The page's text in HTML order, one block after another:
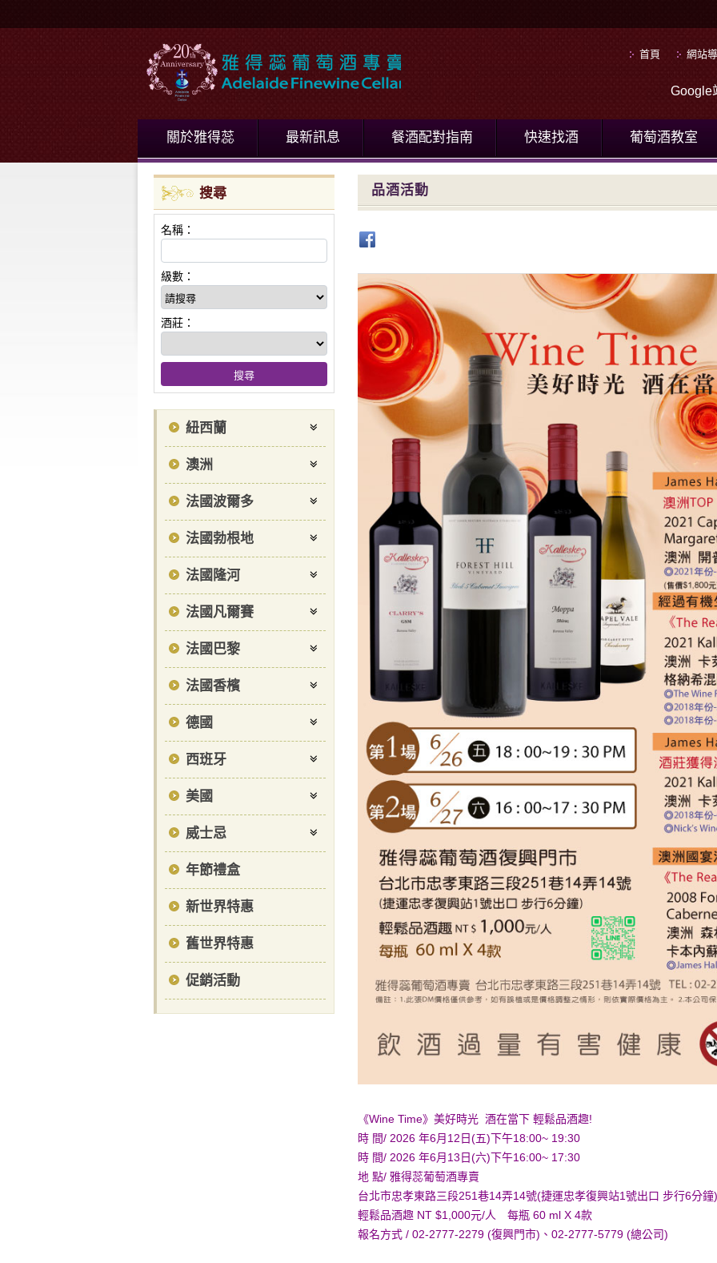
首頁 網站
Google
關於雅得蕊 最新訊息 餐酒配對指南 快速找酒 葡萄酒教室
搜尋
名稱：
級數：
酒莊：
紐西蘭
澳洲
法國波爾多
法國勃根地
法國隆河
法國凡爾賽
法國巴黎
法國香檳
德國
西班牙
美國
威士忌
年節禮盒
新世界特惠
舊世界特惠
促銷活動
品酒活動
《Wine Time》美好時光 酒在當下 輕鬆品酒趣!
時 間/ 2026 年6月12日(五)下午18:00~ 19:30
時 間/ 2026 年6月13日(六)下午16:00~ 17:30
地 點/ 雅得蕊葡萄酒專賣
台北市忠孝東路三段251巷14弄14號(捷運忠孝復興站1號出口 步行6分
輕鬆品酒趣 NT $1,000元/人 每瓶 60 ml X 4款
報名方式 / 02-2777-2279 (復興門市)、02-2777-5779 (總公司)